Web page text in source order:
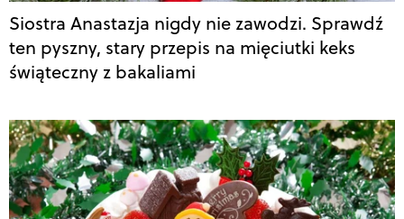
Siostra Anastazja nigdy nie zawodzi. Sprawdź
ten pyszny, stary przepis na mięciutki keks
świąteczny z bakaliami